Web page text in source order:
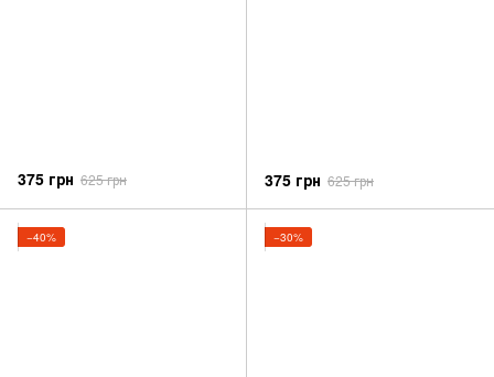
375 грн 625 грн 375 грн 625 грн
−40% −30%